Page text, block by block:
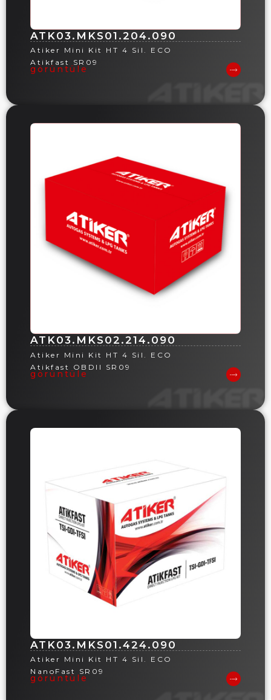
ATK03.MKS01.204.090
Atiker Mini Kit HT 4 Sil. ECO
Atikfast SR09
görüntüle
ATK03.MKS02.214.090
Atiker Mini Kit HT 4 Sil. ECO
Atikfast OBDII SR09
görüntüle
ATK03.MKS01.424.090
Atiker Mini Kit HT 4 Sil. ECO
NanoFast SR09
görüntüle